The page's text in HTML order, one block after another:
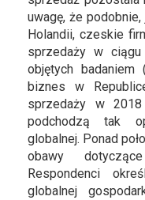
uwagę, że
Holandii, czeskie
sprzedaży w
objętych
biznes w
sprzedaży w
podchodzą tak
globalnej. Ponad
obawy
Respondenci
globalnej